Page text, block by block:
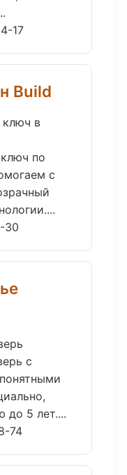
17
Build
ключ в
по
с
30
с
до 5 лет....
74